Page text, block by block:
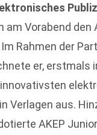
am Vorabend den
Rahmen der
er, erstmals
Verlagen aus.
AKEP